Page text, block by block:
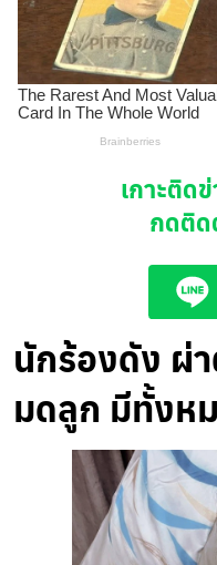
เกาะติด
กดติด
นักร้องดัง ผ่
มดลูก มีทั้งห